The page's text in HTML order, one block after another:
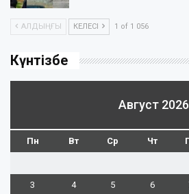
АЛДЫҢҒЫ КЕЛЕСІ 1 of 1 056
Күнтізбе
Август 2026
Пн Вт Ср Чт
3 4 5 6